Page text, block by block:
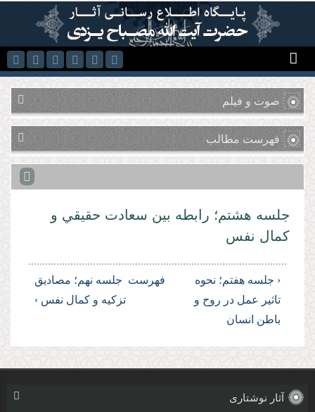
رفتن به محتوای اصلی
صوت و فیلم
فهرست مطالب
جلسه هشتم؛ رابطه بین سعادت حقيقي و
کمال نفس
‹ جلسه هفتم؛ نحوه
تاثیر عمل در روح و
باطن انسان
فهرست جلسه نهم؛ مصادیق
تزکیه و کمال نفس ›
آثار نوشتاری